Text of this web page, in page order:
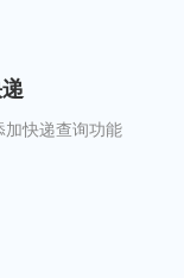
快递查询功能